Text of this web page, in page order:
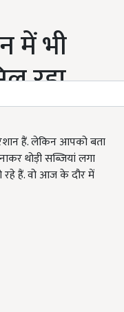
में भी
रहा
हैं. लेकिन आपको बता
थोड़ी सब्जियां लगा
रहे हैं. वो आज के दौर में